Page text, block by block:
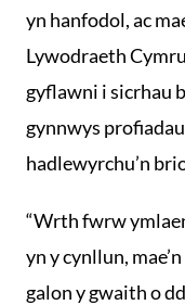
yn hanfodol, ac
Lywodraeth
gyflawni i sicrhau
gynnwys
hadlewyrchu’n
“Wrth fwrw
yn y cynllun,
galon y gwaith o